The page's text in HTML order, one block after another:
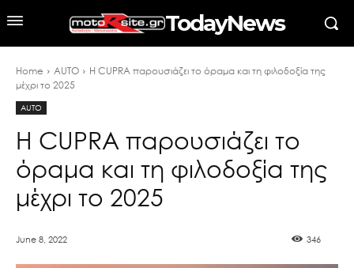
TodayNews
Home AUTO
Η CUPRA παρουσιάζει το όραμα και τη φιλοδοξία της
μέχρι το 2025
AUTO
Η CUPRA παρουσιάζει το
όραμα και τη φιλοδοξία της
μέχρι το 2025
June 8, 2022 346